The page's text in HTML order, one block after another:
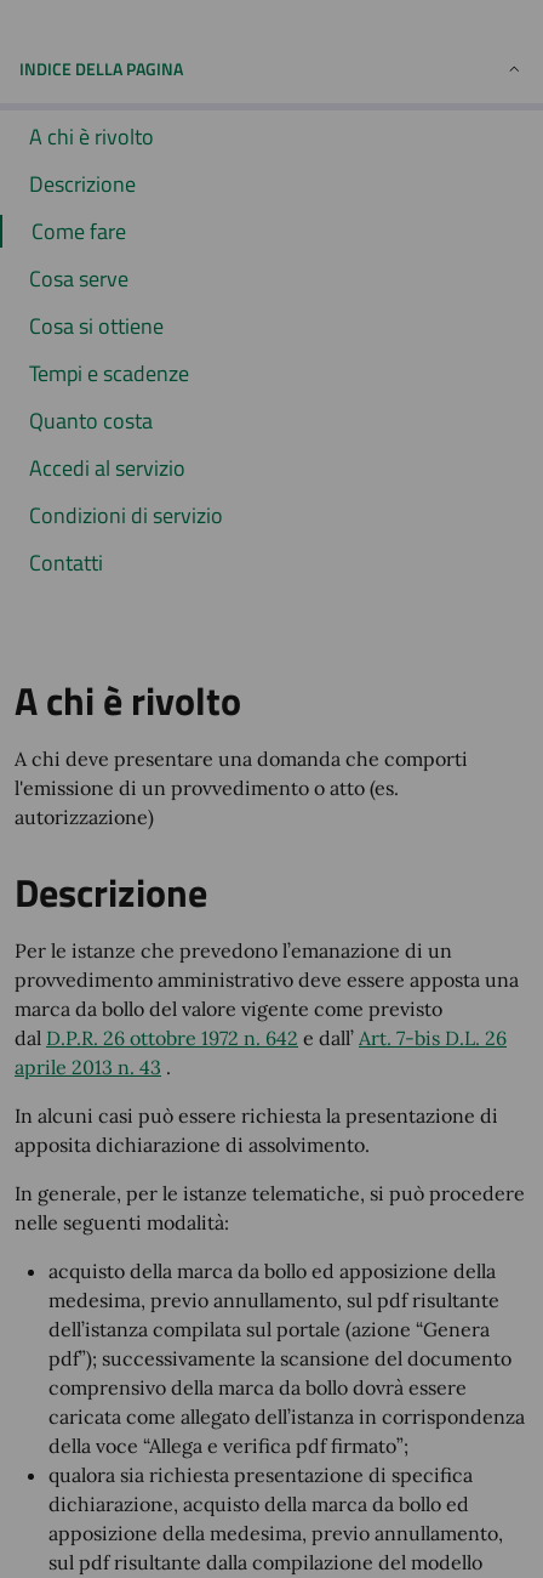
INDICE DELLA PAGINA
A chi è rivolto
Descrizione
Come fare
Cosa serve
Cosa si ottiene
Tempi e scadenze
Quanto costa
Accedi al servizio
Condizioni di servizio
Contatti
A chi è rivolto
A chi deve presentare una domanda che comporti
l'emissione di un provvedimento o atto (es.
autorizzazione)
Descrizione
Per le istanze che prevedono l’emanazione di un
provvedimento amministrativo deve essere apposta una
marca da bollo del valore vigente come previsto
dal D.P.R. 26 ottobre 1972 n. 642 e dall’ Art. 7-bis D.L. 26
aprile 2013 n. 43 .
In alcuni casi può essere richiesta la presentazione di
apposita dichiarazione di assolvimento.
In generale, per le istanze telematiche, si può procedere
nelle seguenti modalità:
acquisto della marca da bollo ed apposizione della
medesima, previo annullamento, sul pdf risultante
dell’istanza compilata sul portale (azione “Genera
pdf”); successivamente la scansione del documento
comprensivo della marca da bollo dovrà essere
caricata come allegato dell’istanza in corrispondenza
della voce “Allega e verifica pdf firmato”;
qualora sia richiesta presentazione di specifica
dichiarazione, acquisto della marca da bollo ed
apposizione della medesima, previo annullamento,
sul pdf risultante dalla compilazione del modello